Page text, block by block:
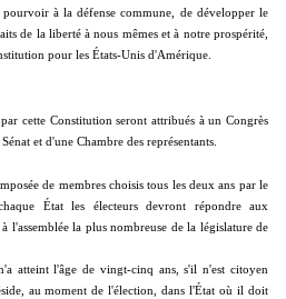
à la défense commune, de développer le
de la liberté à nous mêmes et à notre prospérité,
pour les États-Unis d'Amérique.
cette Constitution seront attribués à un Congrès
et d'une Chambre des représentants.
de membres choisis tous les deux ans par le
État les électeurs devront répondre aux
l'assemblée la plus nombreuse de la législature de
atteint l'âge de vingt-cinq ans, s'il n'est citoyen
au moment de l'élection, dans l'État où il doit